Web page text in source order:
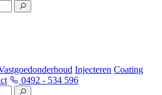
Injecteren Coating
0492 - 534 596